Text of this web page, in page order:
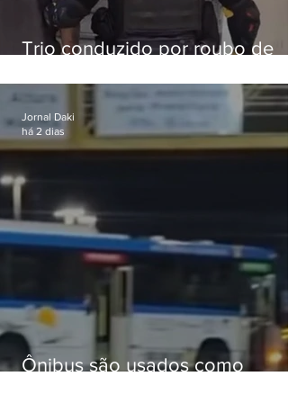
Trio conduzido por roubo de
passagens
Ônibus são usados como
Jornal Daki
há 2 dias